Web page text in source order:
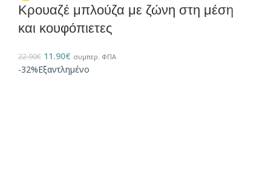
Κρουαζέ μπλούζα με ζώνη στη μέση
και κουφόπιετες
22.90€ 11.90€ συμπερ. ΦΠΑ
-32%Εξαντλημένο